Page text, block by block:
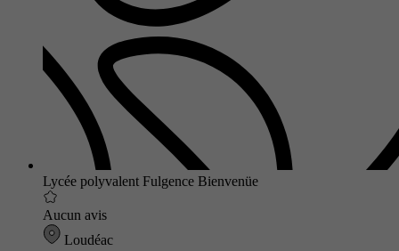
Lycée polyvalent Fulgence Bienvenüe
Aucun avis
Loudéac